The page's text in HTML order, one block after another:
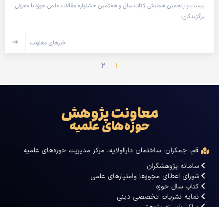
بیست و پنجمین همایش کتاب سال و هفتمین جشنواره مقالات علمی حوزه با معرفی
برگزیدگان،
خبرهای معاونت
۱ ۲
معاونت پژوهش
حوزه‌های علمیه
قم، جمکران، ساختمان دارالولایه، مرکز مدیریت حوزه‌های علمیه
سامانه پژوهشگران
شورای اعطای مجوزها وامتیازهای علمی
کتاب سال حوزه
نمایه نشریات تخصصی دینی